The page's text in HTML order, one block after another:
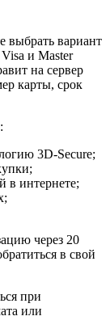
выбрать вариант
и Master
на сервер
карты, срок
3D-Secure;
в интернете;
через 20
в свой
при
или